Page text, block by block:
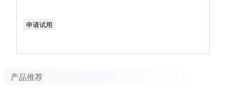
申请试用
产品推荐